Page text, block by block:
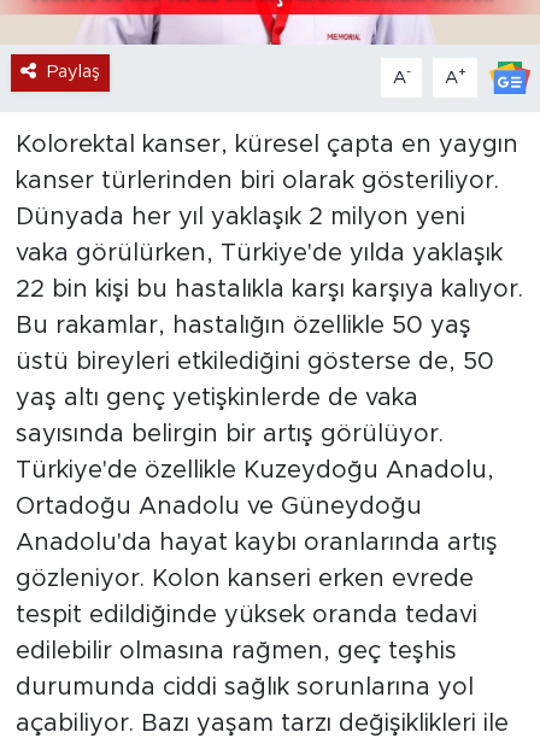
Paylaş A- A+
Kolorektal kanser, küresel çapta en yaygın
kanser türlerinden biri olarak gösteriliyor.
Dünyada her yıl yaklaşık 2 milyon yeni
vaka görülürken, Türkiye'de yılda yaklaşık
22 bin kişi bu hastalıkla karşı karşıya kalıyor.
Bu rakamlar, hastalığın özellikle 50 yaş
üstü bireyleri etkilediğini gösterse de, 50
yaş altı genç yetişkinlerde de vaka
sayısında belirgin bir artış görülüyor.
Türkiye'de özellikle Kuzeydoğu Anadolu,
Ortadoğu Anadolu ve Güneydoğu
Anadolu'da hayat kaybı oranlarında artış
gözleniyor. Kolon kanseri erken evrede
tespit edildiğinde yüksek oranda tedavi
edilebilir olmasına rağmen, geç teşhis
durumunda ciddi sağlık sorunlarına yol
açabiliyor. Bazı yaşam tarzı değişiklikleri ile